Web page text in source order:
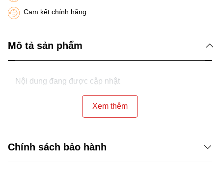
Cam kết chính hãng
Mô tả sản phẩm
Nội dung đang được cập nhật
Xem thêm
Chính sách bảo hành